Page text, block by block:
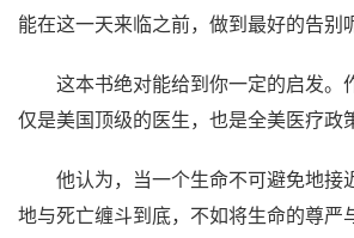
能在这一天来临之前，做到最好的告别
这本书绝对能给到你一定的启发。
仅是美国顶级的医生，也是全美医疗政
他认为，当一个生命不可避免地接
地与死亡缠斗到底，不如将生命的尊严